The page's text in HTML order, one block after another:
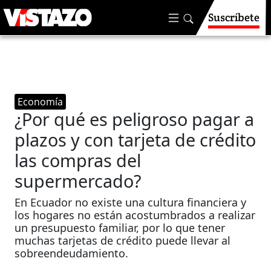
Suscríbete
Economía
¿Por qué es peligroso pagar a
plazos y con tarjeta de crédito
las compras del
supermercado?
En Ecuador no existe una cultura financiera y
los hogares no están acostumbrados a realizar
un presupuesto familiar, por lo que tener
muchas tarjetas de crédito puede llevar al
sobreendeudamiento.